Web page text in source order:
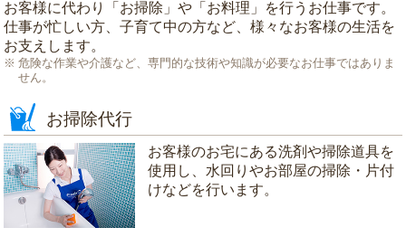
お客様に代わり「 お掃除 」や「 お料理 」を行うお仕事です。
仕事が忙しい方、子育て中の方など、様々なお客様の生活を
お支えします。
危険な作業や介護など、専門的な技術や知識が必要なお仕事ではありま
せん。
お掃除代行
お客様のお宅にある洗剤や掃除道具を
使用し、水回りやお部屋の掃除・片付
けなどを行います。